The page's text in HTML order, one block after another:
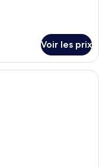
Voir les prix
d’hôtel avec un